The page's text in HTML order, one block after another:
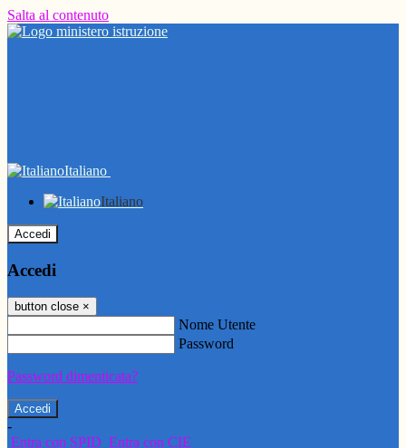
Salta al contenuto
Italiano
Italiano
Accedi
Accedi
button close ×
Nome Utente
Password
Password dimenticata?
-
Entra con SPID Entra con CIE